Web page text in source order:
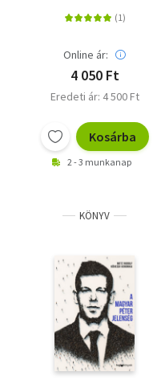
Online ár:
4 050 Ft
Eredeti ár: 4 500 Ft
Kosárba
2 - 3 munkanap
KÖNYV